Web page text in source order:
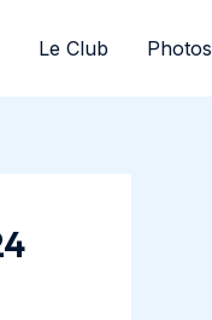
Le Club Photos